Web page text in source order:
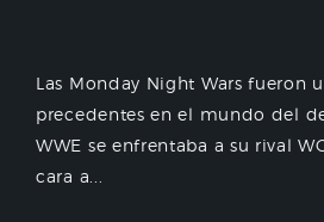
Las Monday Night Wars fueron
precedentes en el mundo del
WWE se enfrentaba a su rival
cara a...